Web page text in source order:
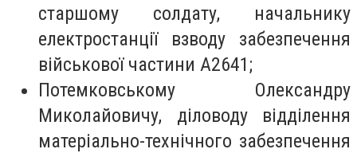
старшому солдату, начальнику
електростанції взводу забезпечення
військової частини А2641;
Потемковському Олександру
Миколайовичу, діловоду відділення
матеріально-технічного забезпечення